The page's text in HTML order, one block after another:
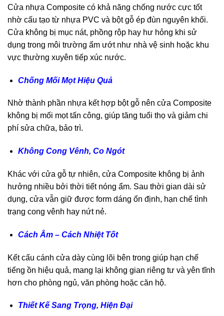
Cửa nhựa Composite có khả năng chống nước cực tốt
nhờ cấu tạo từ nhựa PVC và bột gỗ ép đùn nguyên khối.
Cửa không bị mục nát, phồng rộp hay hư hỏng khi sử
dụng trong môi trường ẩm ướt như nhà vệ sinh hoặc khu
vực thường xuyên tiếp xúc nước.
Chống Mối Mọt Hiệu Quả
Nhờ thành phần nhựa kết hợp bột gỗ nên cửa Composite
không bị mối mọt tấn công, giúp tăng tuổi thọ và giảm chi
phí sửa chữa, bảo trì.
Không Cong Vênh, Co Ngót
Khác với cửa gỗ tự nhiên, cửa Composite không bị ảnh
hưởng nhiều bởi thời tiết nóng ẩm. Sau thời gian dài sử
dụng, cửa vẫn giữ được form dáng ổn định, hạn chế tình
trạng cong vênh hay nứt nẻ.
Cách Âm – Cách Nhiệt Tốt
Kết cấu cánh cửa dày cùng lõi bên trong giúp hạn chế
tiếng ồn hiệu quả, mang lại không gian riêng tư và yên tĩnh
hơn cho phòng ngủ, văn phòng hoặc căn hộ.
Thiết Kế Sang Trọng, Hiện Đại